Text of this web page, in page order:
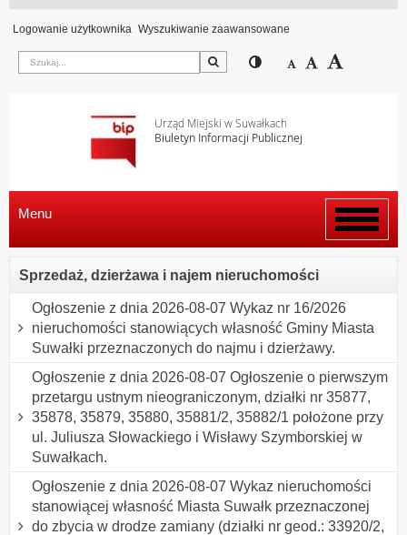
Logowanie użytkownika Wyszukiwanie zaawansowane
Szukaj Przełącz pomiędzy
Zmniejsz
Domyślny
Urząd Miejski w Suwałkach
Biuletyn Informacji Publicznej
Włącz
menu
Menu
Sprzedaż, dzierżawa i najem nieruchomości
Ogłoszenie z dnia 2026-08-07 Wykaz nr 16/2026
nieruchomości stanowiących własność Gminy Miasta
Suwałki przeznaczonych do najmu i dzierżawy.
Ogłoszenie z dnia 2026-08-07 Ogłoszenie o pierwszym
przetargu ustnym nieograniczonym, działki nr 35877,
35878, 35879, 35880, 35881/2, 35882/1 położone przy
ul. Juliusza Słowackiego i Wisławy Szymborskiej w
Suwałkach.
Ogłoszenie z dnia 2026-08-07 Wykaz nieruchomości
stanowiącej własność Miasta Suwałk przeznaczonej
do zbycia w drodze zamiany (działki nr geod.: 33920/2,